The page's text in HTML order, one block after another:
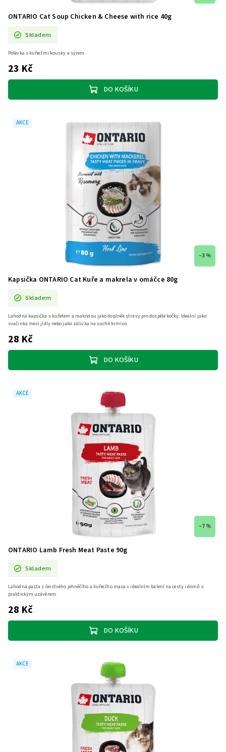
ONTARIO Cat Soup Chicken & Cheese with rice 40g
Skladem
23 Kč
DO KOŠÍKU
Polévka s kuřecími kousky a sýrem.
AKCE
–3 %
Kapsička ONTARIO Cat Kuře a makrela v omáčce 80g
Skladem
28 Kč
DO KOŠÍKU
Lahodná kapsička s kuřetem a makrelou jako doplněk stravy pro dospělé kočky. Ideální jako
svačinka mezi jídly nebo jako zálivka na suché krmivo.
AKCE
–7 %
ONTARIO Lamb Fresh Meat Paste 90g
Skladem
28 Kč
DO KOŠÍKU
Lahodná pasta z čerstvého jehněčího a kuřecího masa v ideálním balení na cesty i domů s
praktickým uzávěrem.
AKCE